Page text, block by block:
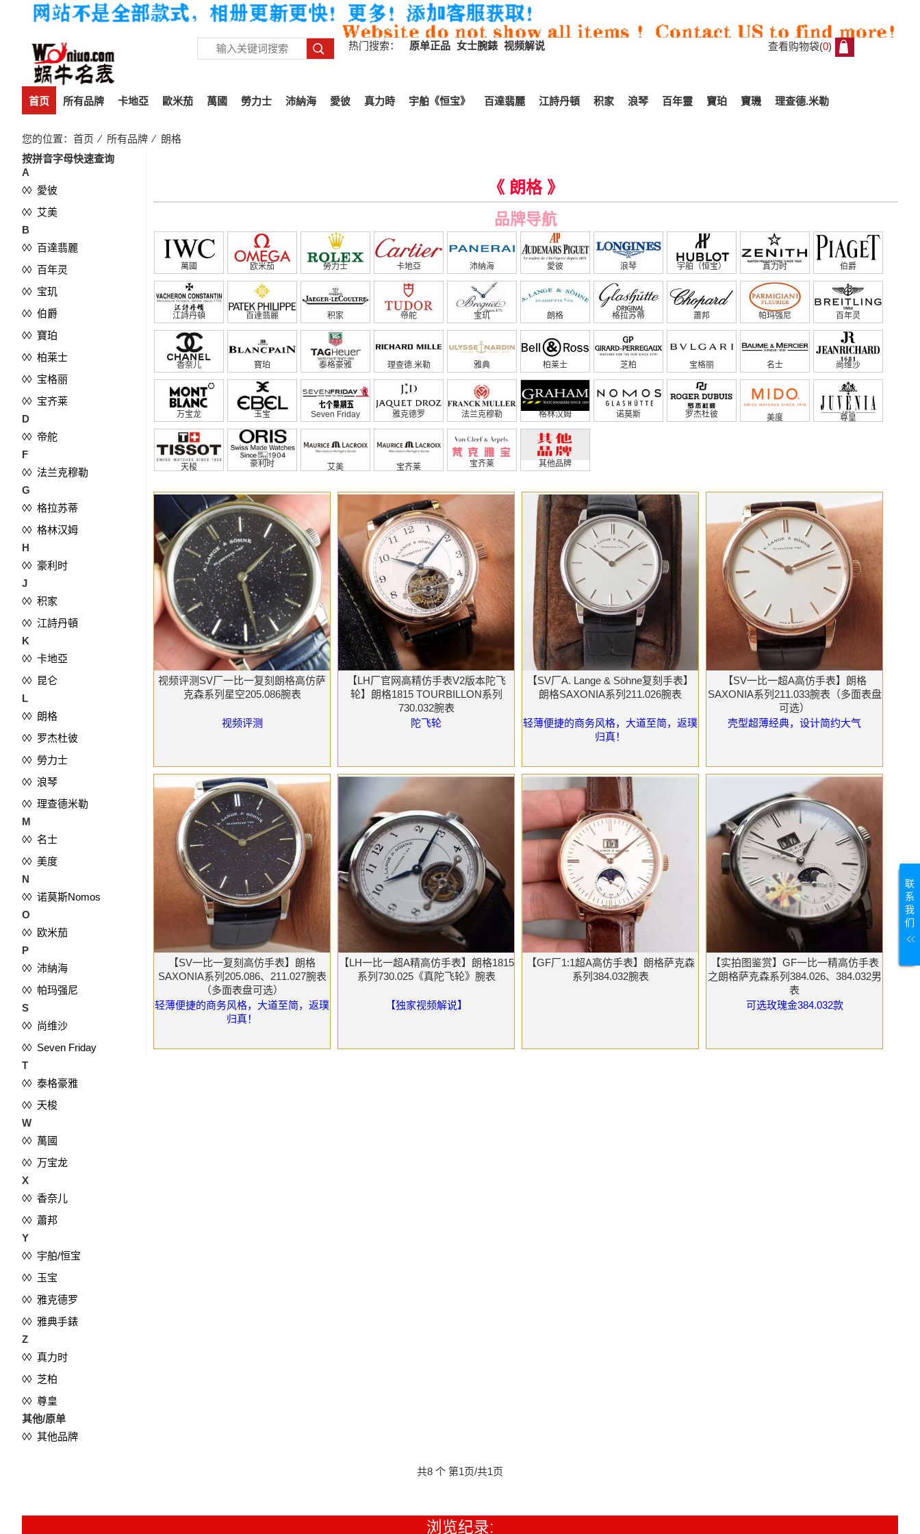
热门搜索： 原单正品 女士腕錶 视频解说 查看购物袋(0)
首页 所有品牌 卡地亞 歐米茄 萬國 勞力士 沛納海 愛彼 真力時 宇舶《恒宝》 百達翡麗 江詩丹頓 积家 浪琴 百年靈 寶珀 寶璣 理查德.米勒
您的位置： 首页 ⁄ 所有品牌 ⁄ 朗格
按拼音字母快速查询
A
◊◊ 愛彼
◊◊ 艾美
B
◊◊ 百達翡麗
◊◊ 百年灵
◊◊ 宝玑
◊◊ 伯爵
◊◊ 寶珀
◊◊ 柏莱士
◊◊ 宝格丽
◊◊ 宝齐莱
D
◊◊ 帝舵
F
◊◊ 法兰克穆勒
G
◊◊ 格拉苏蒂
◊◊ 格林汉姆
H
◊◊ 豪利时
J
◊◊ 积家
◊◊ 江詩丹頓
K
◊◊ 卡地亞
◊◊ 昆仑
L
◊◊ 朗格
◊◊ 罗杰杜彼
◊◊ 勞力士
◊◊ 浪琴
◊◊ 理查德米勒
M
◊◊ 名士
◊◊ 美度
N
◊◊ 诺莫斯Nomos
O
◊◊ 欧米茄
P
◊◊ 沛納海
◊◊ 帕玛强尼
S
◊◊ 尚维沙
◊◊ Seven Friday
T
◊◊ 泰格豪雅
◊◊ 天梭
W
◊◊ 萬國
◊◊ 万宝龙
X
◊◊ 香奈儿
◊◊ 蕭邦
Y
◊◊ 宇舶/恒宝
◊◊ 玉宝
◊◊ 雅克德罗
◊◊ 雅典手錶
Z
◊◊ 真力时
◊◊ 芝柏
◊◊ 尊皇
其他/原单
◊◊ 其他品牌
《 朗格 》
品牌导航
萬國 欧米茄 勞力士 卡地亞 沛納海 愛彼 浪琴 宇舶（恒宝） 真力时 伯爵
江詩丹頓 百達翡麗 积家 帝舵 宝玑 朗格 格拉苏蒂 蕭邦 帕玛强尼 百年灵
香奈儿 寶珀 泰格豪雅 理查德.米勒 雅典 柏莱士 芝柏 宝格丽 名士 尚维沙
万宝龙 玉宝 Seven Friday 雅克德罗 法兰克穆勒 格林汉姆 诺莫斯 罗杰杜彼 美度 尊皇
天梭 豪利时 艾美 宝齐莱 宝齐莱 其他品牌
视频评测SV厂一比一复刻朗格高仿萨
克森系列星空205.086腕表
视频评测
【LH厂官网高精仿手表V2版本陀飞
轮】朗格1815 TOURBILLON系列
730.032腕表
陀飞轮
【SV厂A. Lange & Söhne复刻手表】
朗格SAXONIA系列211.026腕表
轻薄便捷的商务风格，大道至简，返璞
归真！
【SV一比一超A高仿手表】朗格
SAXONIA系列211.033腕表（多面表盘
可选）
壳型超薄经典，设计简约大气
【SV一比一复刻高仿手表】朗格
SAXONIA系列205.086、211.027腕表
（多面表盘可选）
轻薄便捷的商务风格，大道至简，返璞
归真！
【LH一比一超A精高仿手表】朗格1815
系列730.025《真陀飞轮》腕表
【独家视频解说】
【GF厂1:1超A高仿手表】朗格萨克森
系列384.032腕表
【实拍图鉴赏】GF一比一精高仿手表
之朗格萨克森系列384.026、384.032男
表
可选玫瑰金384.032款
共8 个 第1页/共1页
浏览纪录:
联
系
我
们